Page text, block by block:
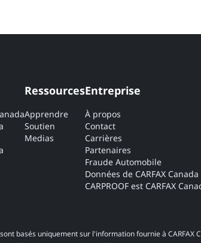
Ressources
Apprendre
Soutien
Medias
Entreprise
À propos
Contact
Carrières
Partenaires
Fraude Automobile
Données de CARFAX Canada
CARPROOF est CARFAX
basés uniquement sur l'information fournie à